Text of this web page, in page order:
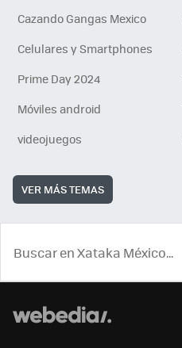
Cazando Gangas Mexico
Celulares y Smartphones
Prime Day 2024
Móviles android
videojuegos
VER MÁS TEMAS